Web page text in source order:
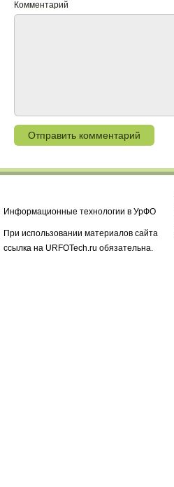
Комментарий
Информационные технологии в УрФО
При использовании материалов сайта
ссылка на URFOTech.ru обязательна.